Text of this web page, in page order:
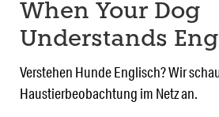
When Your Dog
Understands
Verstehen Hunde Englisch? Wir
Haustierbeobachtung im Netz an.